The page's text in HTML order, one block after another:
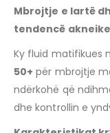
Mbrojtje e lartë
tendencë
Ky fluid matifikues
50+ për mbrojtje
ndërkohë që
dhe kontrollin e